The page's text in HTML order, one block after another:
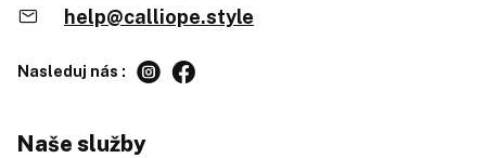
help@calliope.style
Nasleduj nás :
Naše služby